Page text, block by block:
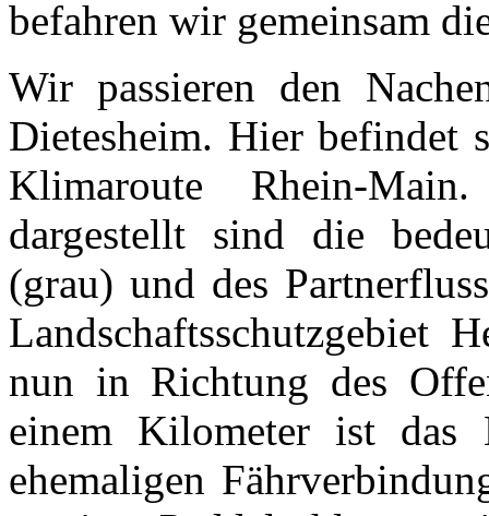
befahren wir gemeinsam
Wir passieren den
Dietesheim. Hier befindet
Klimaroute Rhein-
dargestellt sind die
(grau) und des
Landschaftsschutzgebiet
nun in Richtung des
einem Kilometer ist das
ehemaligen